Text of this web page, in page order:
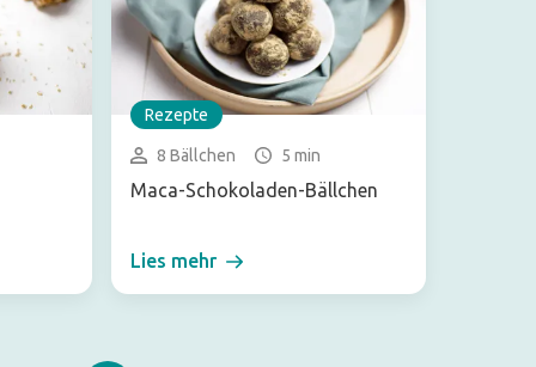
Rezepte
8 Bällchen 5 min
Maca-Schokoladen-Bällchen
Lies mehr